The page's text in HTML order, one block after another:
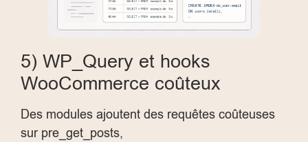
5) WP_Query et hooks
WooCommerce coûteux
Des modules ajoutent des requêtes coûteuses
sur pre_get_posts,